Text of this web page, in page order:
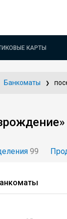
КАРТЫ
Банкоматы
99